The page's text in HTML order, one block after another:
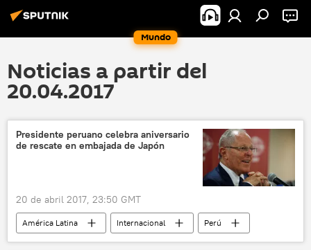
Mundo
Noticias a partir del
20.04.2017
Presidente peruano celebra aniversario
de rescate en embajada de Japón
20 de abril 2017, 23:50 GMT
América Latina Internacional
Perú
Japón
Pedro Pablo Kuczynski